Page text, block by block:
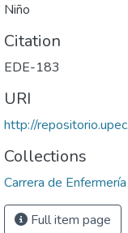
Niño
Citation
EDE-183
URI
http://
Collections
Carrera de Enfermería
Full item page